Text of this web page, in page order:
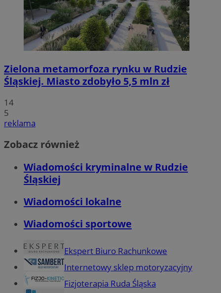
Zielona metamorfoza rynku w Rudzie
Śląskiej. Miasto zdobyło 5,5 mln zł
14
5
reklama
Zobacz również
Wiadomości kryminalne w Rudzie
Śląskiej
Wiadomości lokalne
Wiadomości sportowe
Ekspert Biuro Rachunkowe
Internetowy sklep motoryzacyjny
Fizjoterapia Ruda Śląska